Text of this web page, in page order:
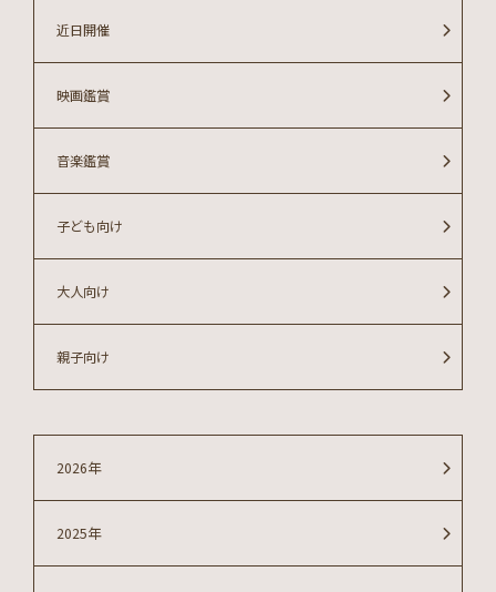
親子向け
大人向け
子ども向け
音楽鑑賞
映画鑑賞
近日開催
2026年
2025年